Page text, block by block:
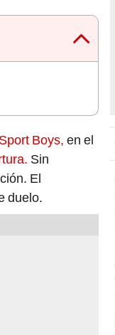
Boys, en el
Sin
El
duelo.